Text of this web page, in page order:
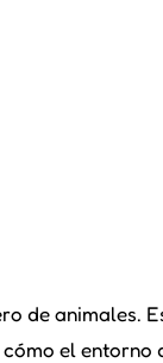
de animales.
el entorno